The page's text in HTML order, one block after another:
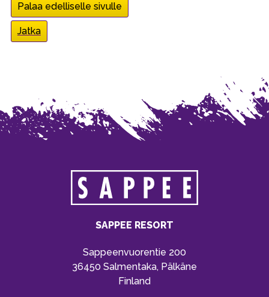
Palaa edelliselle sivulle
Jatka
SAPPEE RESORT
Sappeenvuorentie 200
36450 Salmentaka, Pälkäne
Finland